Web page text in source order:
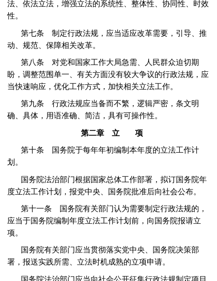
法、依法立法，增强立法的系统性、整体性、协同性、时效
性。
第七条 制定行政法规，应当适应改革需要，引导、推
动、规范、保障相关改革。
第八条 对党和国家工作大局急需、人民群众迫切期
盼，调整范围单一、有关方面没有较大争议的行政法规，应
当快速响应，优化工作方式，加快相关立法工作。
第九条 行政法规应当备而不繁，逻辑严密，条文明
确、具体，用语准确、简洁，具有可操作性。
第二章 立 项
第十条 国务院于每年年初编制本年度的立法工作计
划。
国务院法治部门根据国家总体工作部署，拟订国务院年
度立法工作计划，报党中央、国务院批准后向社会公布。
第十一条 国务院有关部门认为需要制定行政法规的，
应当于国务院编制年度立法工作计划前，向国务院报请立
项。
国务院有关部门应当贯彻落实党中央、国务院决策部
署，报送实践所需、立法时机成熟的立项申请。
国务院法治部门应当向社会公开征集行政法规制定项目